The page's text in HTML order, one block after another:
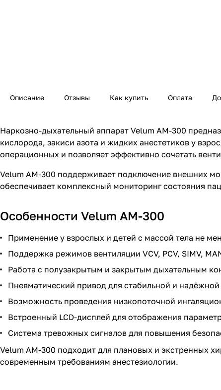
Описание Отзывы Как купить Оплата
Наркозно-дыхательный аппарат Velum AM-300
кислорода, закиси азота и жидких анестетиков у
операционных и позволяет эффективно сочетать
Velum AM-300 поддерживает подключение внешних
обеспечивает комплексный мониторинг состояния
Особенности Velum AM-300
Применение у взрослых и детей с массой тела не
Поддержка режимов вентиляции VCV, PCV, SIMV,
Работа с полузакрытым и закрытым дыхательным
Пневматический привод для стабильной и
Возможность проведения низкопоточной
Встроенный LCD-дисплей для отображения
Система тревожных сигналов для повышения
Velum AM-300 подходит для плановых и экстренных
современным требованиям анестезиологии.